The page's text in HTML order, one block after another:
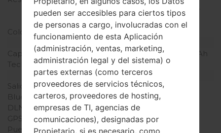
densidad de píxeles por
pulgada)
Colores de pantalla
16M colores
Batería y Teclado
Capacidad de batería
Extraíble Li-Ion 2540 mAh
Teclado físico
-
Interfaces
Salida de audio
3.5mm jack
Bluetooth
versión 4.0, A2DP, aptX
DLNA
No
GPS
A-GPS, GLONASS
Puerto infrarrojo
No
pueden ser accesibles para ciertos tipos
de personas a cargo, involucradas con el
funcionamiento de esta Aplicación
(administración, ventas, marketing,
administración legal y del sistema) o
partes externas (como terceros
proveedores de servicios técnicos,
carteros, proveedores de hosting,
empresas de TI, agencias de
comunicaciones), designadas por
Propietario, si es necesario, como